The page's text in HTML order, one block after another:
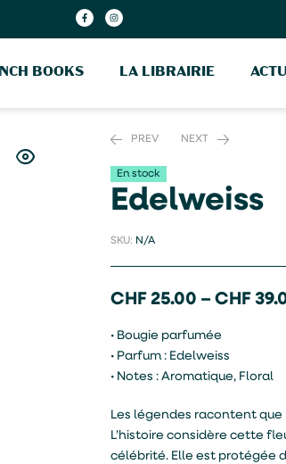
BOOKS LA LIBRAIRIE
PREV
CHF
–CHF
NEXT
CHF
–CHF
En stock
Edelweiss
SKU: N/A
CHF 25.00 – CHF
• Bougie parfumée
• Parfum : Edelweiss
• Notes : Aromatique, Floral
Les légendes racontent que
L’histoire considère cette
célébrité. Elle est protégée